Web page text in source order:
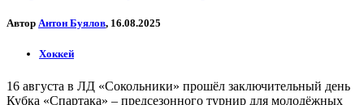
Автор Антон Буялов, 16.08.2025
Хоккей
16 августа в ЛД «Сокольники» прошёл заключительный день
Кубка «Спартака» – предсезонного турнир для молодёжных